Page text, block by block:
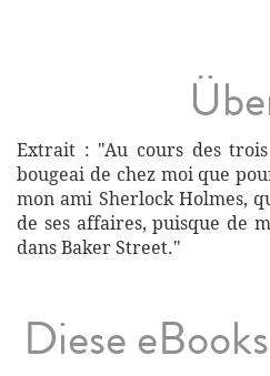
Extrait : "Au cours des
bougeai de chez moi que
mon ami Sherlock Holmes,
de ses affaires, puisque de
dans Baker Street."
Diese